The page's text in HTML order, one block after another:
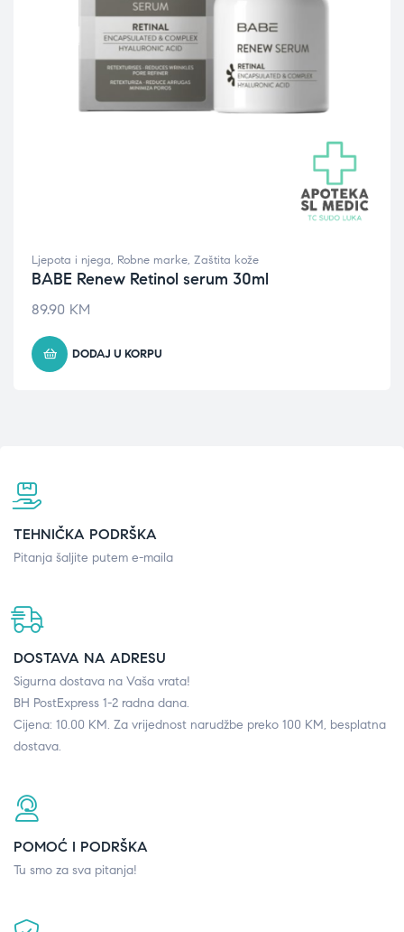
Ljepota i njega, Robne marke, Zaštita kože
BABE Renew Retinol serum 30ml
89.90 KM
DODAJ U KORPU
TEHNIČKA PODRŠKA
Pitanja šaljite putem e-maila
DOSTAVA NA ADRESU
Sigurna dostava na Vaša vrata!
BH PostExpress 1-2 radna dana.
Cijena: 10.00 KM. Za vrijednost narudžbe preko 100 KM, besplatna
dostava.
POMOĆ I PODRŠKA
Tu smo za sva pitanja!